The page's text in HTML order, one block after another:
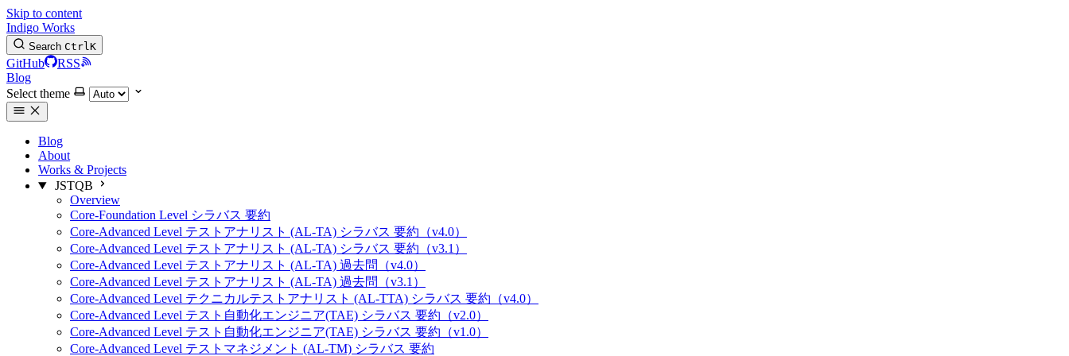
Skip to content
Indigo Works
Search CtrlK
GitHub
RSS
Blog
Select theme
Blog
About
Works & Projects
JSTQB
Overview
Core-Foundation Level シラバス 要約
Core-Advanced Level テストアナリスト (AL-TA) シラバス 要約（v4.0）
Core-Advanced Level テストアナリスト (AL-TA) シラバス 要約（v3.1）
Core-Advanced Level テストアナリスト (AL-TA) 過去問（v4.0）
Core-Advanced Level テストアナリスト (AL-TA) 過去問（v3.1）
Core-Advanced Level テクニカルテストアナリスト (AL-TTA) シラバス 要約（v4.0）
Core-Advanced Level テスト自動化エンジニア(TAE) シラバス 要約（v2.0）
Core-Advanced Level テスト自動化エンジニア(TAE) シラバス 要約（v1.0）
Core-Advanced Level テストマネジメント (AL-TM) シラバス 要約